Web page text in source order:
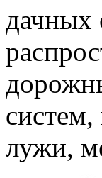
дачных
систем,
лужи,